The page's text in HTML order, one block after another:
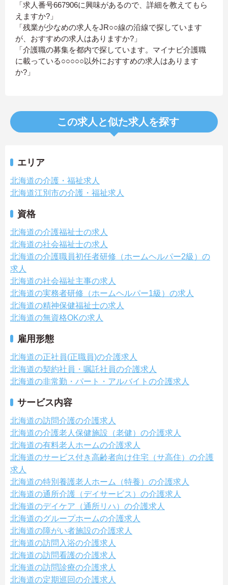
「求人番号667906に興味があるので、詳細を教えてもら
えますか?」
「残業が少なめの求人をJR○○線の沿線で探しています
が、おすすめの求人はありますか?」
「介護職の募集を都内で探しています。マイナビ介護職
に載っている○○○○○以外におすすめの求人はあります
か?」
この求人と似た求人を探す
エリア
北海道の介護・福祉求人
北海道江別市の介護・福祉求人
資格
北海道の介護福祉士の求人
北海道の社会福祉士の求人
北海道の介護職員初任者研修（ホームヘルパー2級）の
求人
北海道の社会福祉主事の求人
北海道の実務者研修（ホームヘルパー1級）の求人
北海道の精神保健福祉士の求人
北海道の無資格OKの求人
雇用形態
北海道の正社員(正職員)の介護求人
北海道の契約社員・嘱託社員の介護求人
北海道の非常勤・パート・アルバイトの介護求人
サービス内容
北海道の訪問介護の介護求人
北海道の介護老人保健施設（老健）の介護求人
北海道の有料老人ホームの介護求人
北海道のサービス付き高齢者向け住宅（サ高住）の介護
求人
北海道の特別養護老人ホーム（特養）の介護求人
北海道の通所介護（デイサービス）の介護求人
北海道のデイケア（通所リハ）の介護求人
北海道のグループホームの介護求人
北海道の障がい者施設の介護求人
北海道の訪問入浴の介護求人
北海道の訪問看護の介護求人
北海道の訪問診療の介護求人
北海道の定期巡回の介護求人